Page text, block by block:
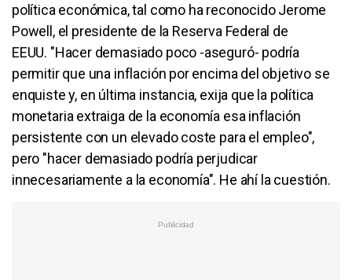
política económica, tal como ha reconocido Jerome
Powell, el presidente de la Reserva Federal de
EEUU. "Hacer demasiado poco -aseguró- podría
permitir que una inflación por encima del objetivo se
enquiste y, en última instancia, exija que la política
monetaria extraiga de la economía esa inflación
persistente con un elevado coste para el empleo",
pero "hacer demasiado podría perjudicar
innecesariamente a la economía". He ahí la cuestión.